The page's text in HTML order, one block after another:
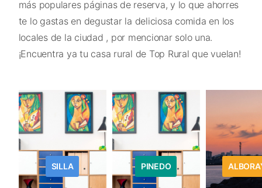
más populares páginas de reserva, y lo que ahorres
te lo gastas en degustar la deliciosa comida en los
locales de la ciudad , por mencionar solo una.
¡Encuentra ya tu casa rural de Top Rural que vuelan!
SILLA PINEDO